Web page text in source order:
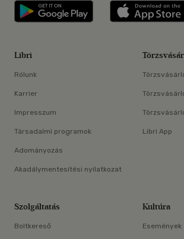
Libri applikáció
Libri
Rólunk
Karrier
Impresszum
Társadalmi programok
Adományozás
Akadálymentesítési nyilatkozat
Libri App
Szolgáltatás
Boltkereső
Kultúra
Események